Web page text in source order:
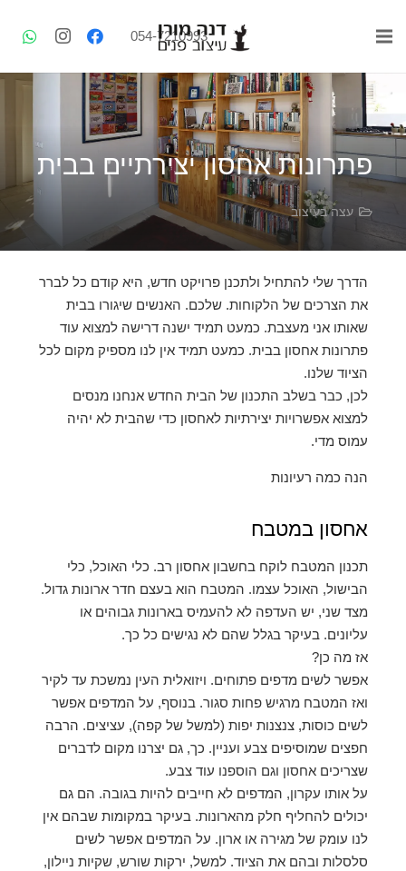
054-7210993
פתרונות אחסון יצירתיים בבית
עצה בעיצוב
הדרך שלי להתחיל ולתכנן פרויקט חדש, היא קודם כל לברר
את הצרכים של הלקוחות. שלכם. האנשים שיגורו בבית
שאותו אני מעצבת. כמעט תמיד ישנה דרישה למצוא עוד
פתרונות אחסון בבית. כמעט תמיד אין לנו מספיק מקום לכל
הציוד שלנו.
לכן, כבר בשלב התכנון של הבית החדש אנחנו מנסים
למצוא אפשרויות יצירתיות לאחסון כדי שהבית לא יהיה
עמוס מדי.
הנה כמה רעיונות
אחסון במטבח
תכנון המטבח לוקח בחשבון אחסון רב. כלי האוכל, כלי
הבישול, האוכל עצמו. המטבח הוא בעצם חדר ארונות גדול.
מצד שני, יש העדפה לא להעמיס בארונות גבוהים או
עליונים. בעיקר בגלל שהם לא נגישים כל כך.
אז מה כן?
אפשר לשים מדפים פתוחים. ויזואלית העין נמשכת עד לקיר
ואז המטבח מרגיש פחות סגור. בנוסף, על המדפים אפשר
לשים כוסות, צנצנות יפות (למשל של קפה), עציצים. הרבה
חפצים שמוסיפים צבע ועניין. כך, גם יצרנו מקום לדברים
שצריכים אחסון וגם הוספנו עוד צבע.
על אותו עקרון, המדפים לא חייבים להיות בגובה. הם גם
יכולים להחליף חלק מהארונות. בעיקר במקומות שבהם אין
לנו עומק של מגירה או ארון. על המדפים אפשר לשים
סלסלות ובהם את הציוד. למשל, ירקות שורש, שקיות ניילון,